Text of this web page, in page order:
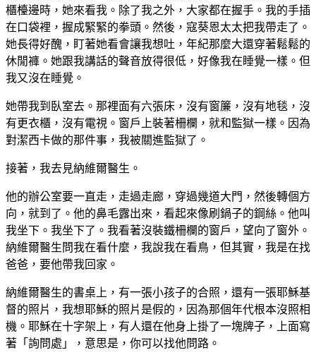
櫃檯邊時，她來看我。除了我之外，大家都在握手。我的手插
在口袋裡，握成緊緊的拳頭。然後，寇葵恩太太把我帶走了。
她長得好醜，盯著她看會讓我想吐，年紀那麼大還穿著鬆鬆的
休閒褲。她跟我講話的聲音放得很低，好像我在睡覺一樣。但
我又沒在睡覺。
她帶我到臥室去。那裡面有六張床，沒有窗簾，沒有地毯，沒
有更衣櫃，沒有電視。窗戶上裝著柵欄，就和監獄一樣。因為
對潔西卡做的那件事，我被關進監獄了。
接著，我去見納維爾醫生。
他的辦公室要一直走，走過走廊，穿過幾道大門，然後轉個方
向，就到了。他的鼻毛露出來，看起來像刷鍋子的鋼絲。他叫
我坐下。我坐下了。我看著沒裝鐵柵欄的窗戶，望向了窗外。
納維爾醫生問我在看什麼，我說我在看鳥，但其實，我是在找
爸爸，要他帶我回家。
納維爾醫生的書桌上，有一張小孩子的合照，還有一張耶穌基
督的照片，我想耶穌的照片是假的，因為那個年代根本沒照相
機。耶穌在十字架上，有人還在他身上掛了一塊牌子，上面寫
著「詢問處」，意思是，你可以找他問路。